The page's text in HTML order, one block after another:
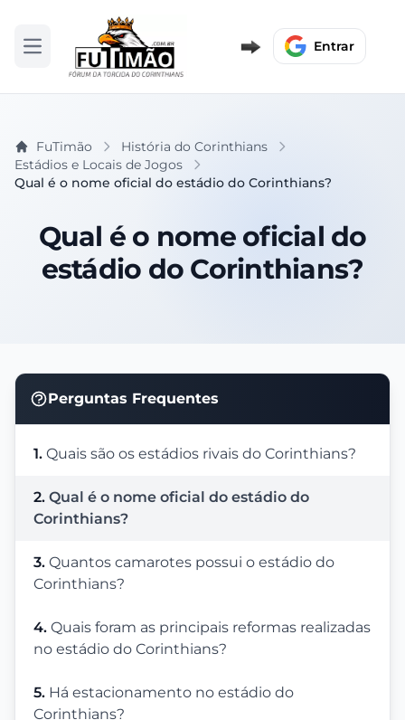
Abrir menu Entrar
FuTimão
História do Corinthians
Estádios e Locais de Jogos
Qual é o nome oficial do estádio do Corinthians?
Qual é o nome oficial do
estádio do Corinthians?
Perguntas Frequentes
1. Quais são os estádios rivais do Corinthians?
2. Qual é o nome oficial do estádio do
Corinthians?
3. Quantos camarotes possui o estádio do
Corinthians?
4. Quais foram as principais reformas realizadas
no estádio do Corinthians?
5. Há estacionamento no estádio do
Corinthians?